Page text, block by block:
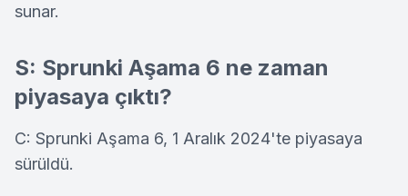
sunar.
S: Sprunki Aşama 6 ne zaman
piyasaya çıktı?
C: Sprunki Aşama 6, 1 Aralık 2024'te piyasaya
sürüldü.